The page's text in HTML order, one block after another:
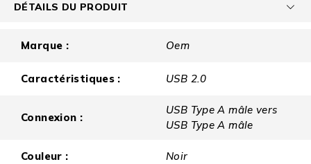
DÉTAILS DU PRODUIT
Marque : Oem
Caractéristiques : USB 2.0
Connexion :
USB Type A mâle vers
USB Type A mâle
Couleur : Noir